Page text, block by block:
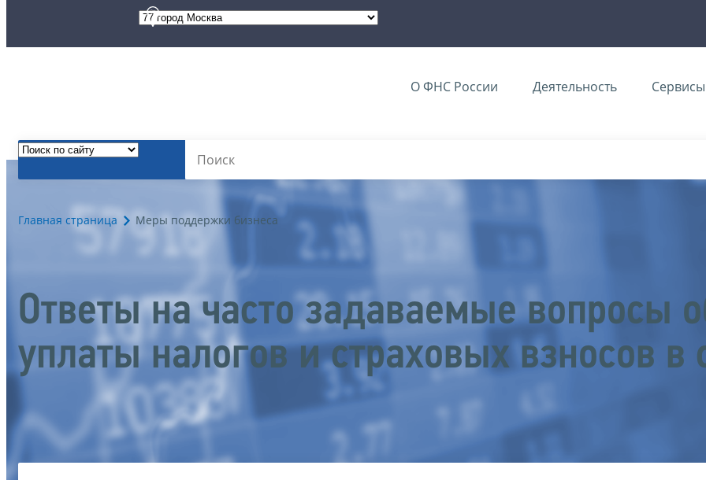
О ФНС России Деятельность Сервисы
Главная страница Меры поддержки бизнеса
Ответы на часто задаваемые вопросы
уплаты налогов и страховых взносов в